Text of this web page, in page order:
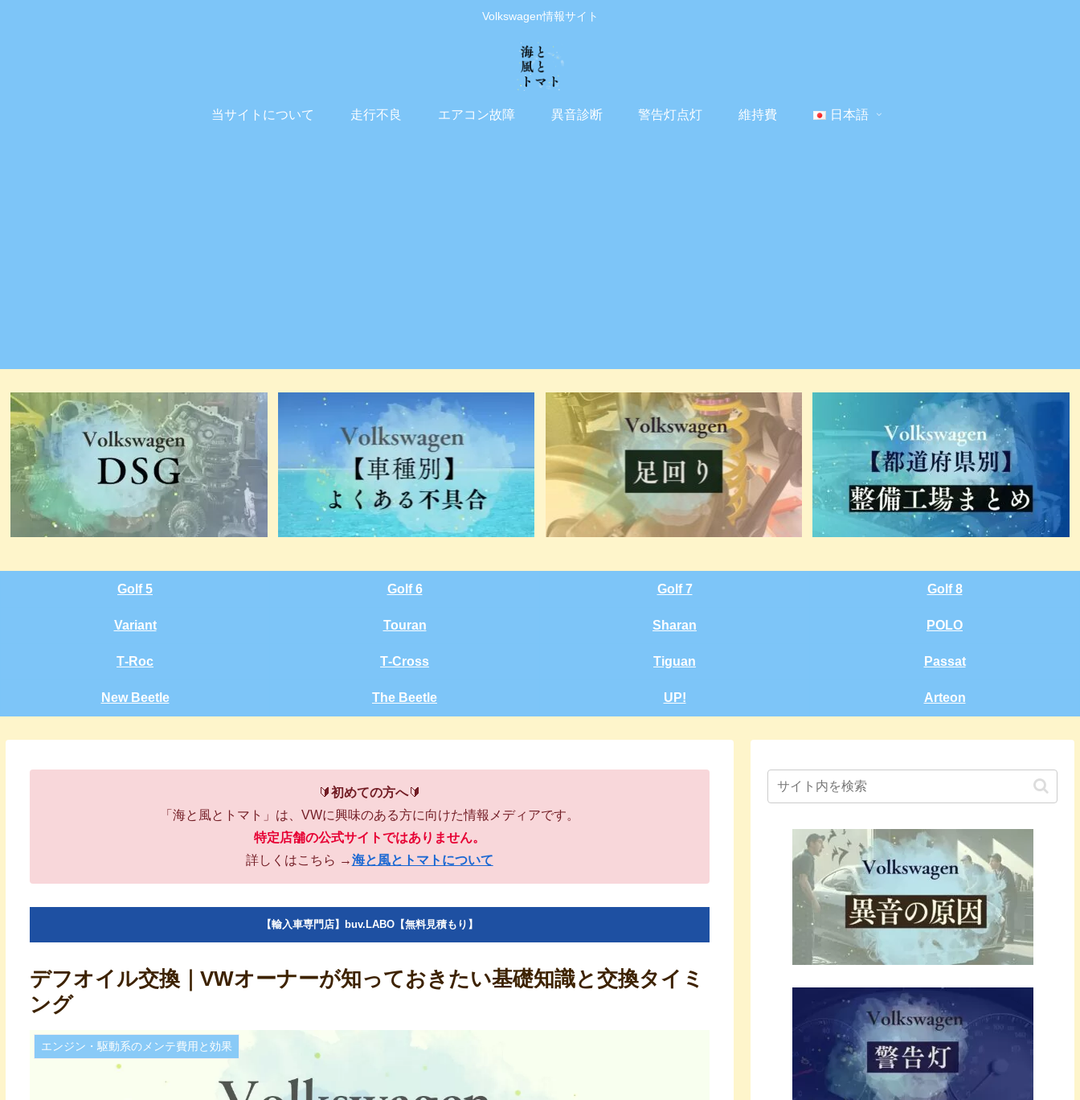
Volkswagen情報サイト
当サイトについて 走行不良 エアコン故障 異音診断 警告灯点灯 維持費 日本語
Golf 5 Golf 6 Golf 7 Golf 8
Variant Touran Sharan POLO
T‑Roc T‑Cross Tiguan Passat
New Beetle The Beetle UP! Arteon
🔰初めての方へ🔰
「海と風とトマト」は、VWに興味のある方に向けた情報メディアです。
特定店舗の公式サイトではありません。
詳しくはこちら →海と風とトマトについて
【輸入車専門店】buv.LABO【無料見積もり】
デフオイル交換｜VWオーナーが知っておきたい基礎知識と交換タイミ
ング
エンジン・駆動系のメンテ費用と効果